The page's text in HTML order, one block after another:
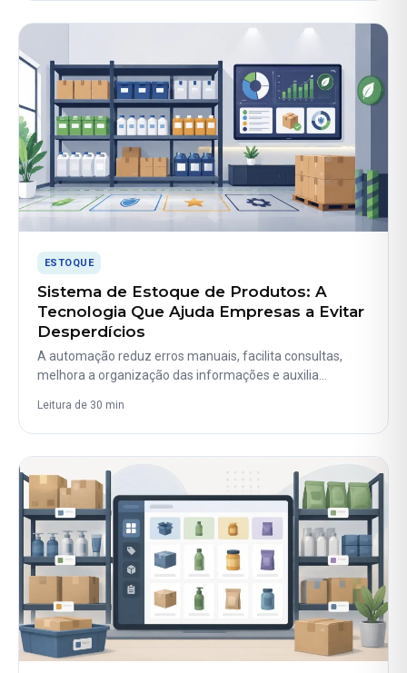
ESTOQUE
Sistema de Estoque de Produtos: A
Tecnologia Que Ajuda Empresas a Evitar
Desperdícios
A automação reduz erros manuais, facilita consultas,
melhora a organização das informações e auxilia…
Leitura de 30 min